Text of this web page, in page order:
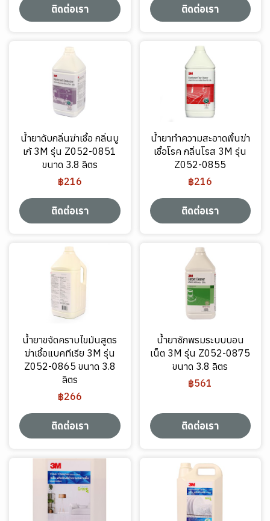
ติดต่อเรา ติดต่อเรา
น้ำยาดับกลิ่นฆ่าเชื้อ กลิ่นบู
เก้ 3M รุ่น Z052-0851
ขนาด 3.8 ลิตร
฿216
ติดต่อเรา
น้ำยาทำความสะอาดพื้นฆ่า
เชื้อโรค กลิ่นโรส 3M รุ่น
Z052-0855
฿216
ติดต่อเรา
น้ำยาขจัดคราบไขมันสูตร
ฆ่าเชื้อแบคทีเรีย 3M รุ่น
Z052-0865 ขนาด 3.8
ลิตร
฿266
ติดต่อเรา
น้ำยาซักพรมระบบบอน
เน็ต 3M รุ่น Z052-0875
ขนาด 3.8 ลิตร
฿561
ติดต่อเรา